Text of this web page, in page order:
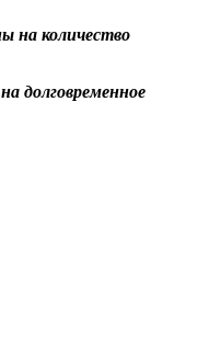
количество
долговременное